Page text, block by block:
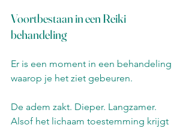
Voortbestaan in een Reiki
behandeling
Er is een moment in een behandeling
waarop je het ziet gebeuren.
De adem zakt. Dieper. Langzamer.
Alsof het lichaam toestemming krijgt